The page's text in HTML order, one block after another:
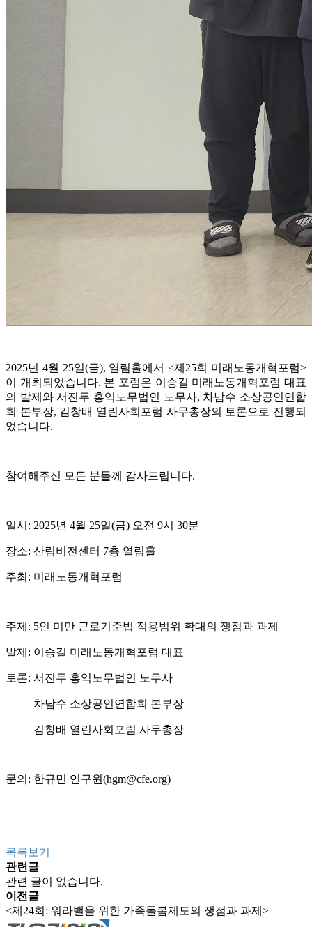
2025년 4월 25일(금), 열림홀에서 <제25회 미래노동개혁포럼>
이 개최되었습니다. 본 포럼은 이승길 미래노동개혁포럼 대표
의 발제와 서진두 홍익노무법인 노무사, 차남수 소상공인연합
회 본부장, 김창배 열린사회포럼 사무총장의 토론으로 진행되
었습니다.
참여해주신 모든 분들께 감사드립니다.
일시: 2025년 4월 25일(금) 오전 9시 30분
장소: 산림비전센터 7층 열림홀
주최: 미래노동개혁포럼
주제: 5인 미만 근로기준법 적용범위 확대의 쟁점과 과제
발제: 이승길 미래노동개혁포럼 대표
토론: 서진두 홍익노무법인 노무사
차남수 소상공인연합회 본부장
김창배 열린사회포럼 사무총장
문의: 한규민 연구원(hgm@cfe.org)
목록보기
관련글
관련 글이 없습니다.
이전글
<제24회: 워라밸을 위한 가족돌봄제도의 쟁점과 과제>